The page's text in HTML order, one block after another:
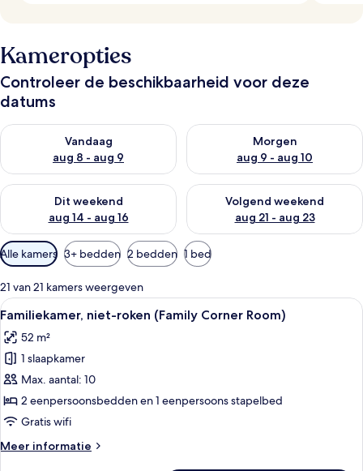
Kameropties
Controleer de beschikbaarheid voor deze
datums
Vandaag
aug 8 - aug 9
De beschikbaarheid controleren voor vanavond aug 8 - aug 9
Morgen
aug 9 - aug 10
De beschikbaarheid
Dit weekend
aug 14 - aug 16
De beschikbaarheid controleren voor dit weekend aug 14 -
Volgend weekend
aug 21 - aug 23
De beschikbaarheid
Beschikbare
filters
voor
kamers
Alle kamers 3+ bedden 2 bedden 1 bed
21 van 21 kamers weergeven
Alle
foto's
voor
Familiekamer,
niet-
roken
(Family
Room)
Een hotelkamer met twee bedden,
5
Familiekamer, niet-roken (Family Corner Room)
52 m²
1 slaapkamer
Max. aantal: 10
2 eenpersoonsbedden en 1 eenpersoons stapelbed
Gratis wifi
Meer informatie
Meer